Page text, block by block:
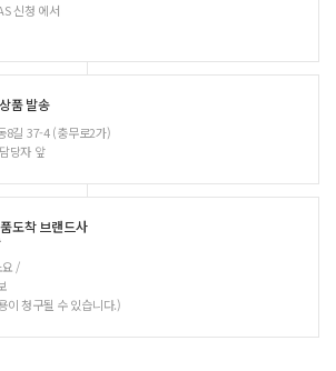
신청 에서
품 발송
8길 37-4 (충무로2가)
당자 앞
도착 브랜드사
요 /
이 청구될 수 있습니다.)